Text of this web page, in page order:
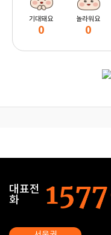
기대돼요
0
놀라워요
0
대표전
화